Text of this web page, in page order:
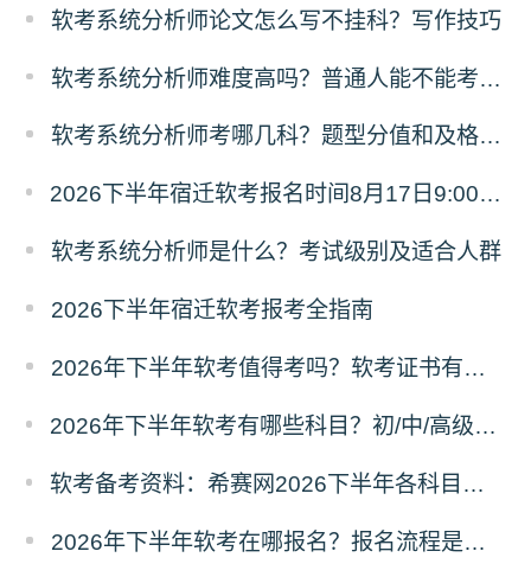
软考系统分析师论文怎么写不挂科？写作技巧
软考系统分析师难度高吗？普通人能不能考过？
软考系统分析师考哪几科？题型分值和及格规则
2026下半年宿迁软考报名时间8月17日9:00至9月18日17:00
软考系统分析师是什么？考试级别及适合人群
2026下半年宿迁软考报考全指南
2026年下半年软考值得考吗？软考证书有什么用？
2026年下半年软考有哪些科目？初/中/高级分别考什么？
软考备考资料：希赛网2026下半年各科目易混淆知识点汇总
2026年下半年软考在哪报名？报名流程是什么？